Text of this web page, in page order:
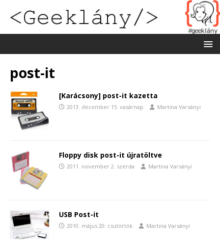
post-it
[Karácsony] post-it kazetta
2013. december 15. vasárnap Martina Varsányi
Floppy disk post-it újratöltve
2011. november 2. szerda Martina Varsányi
USB Post-it
2010. május 20. csütörtök Martina Varsányi